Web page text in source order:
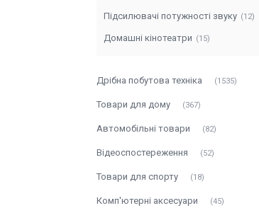
Підсилювачі потужності звуку 12
Домашні кінотеатри 15
Дрібна побутова техніка 1535
Товари для дому 367
Автомобільні товари 82
Відеоспостереження 52
Товари для спорту 18
Комп'ютерні аксесуари 45